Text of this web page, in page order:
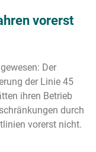
vorerst
Der
der Linie 45
ihren Betrieb
durch
vorerst nicht.